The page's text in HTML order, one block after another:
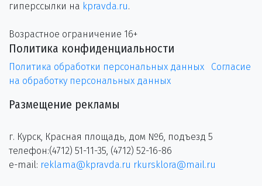
гиперссылки на kpravda.ru.
Возрастное ограничение 16+
Политика конфиденциальности
Политика обработки персональных данных
Согласие
на обработку персональных данных
Размещение рекламы
г. Курск, Красная площадь, дом №6, подъезд 5
телефон:(4712) 51-11-35, (4712) 52-16-86
e-mail: reklama@kpravda.ru rkursklora@mail.ru